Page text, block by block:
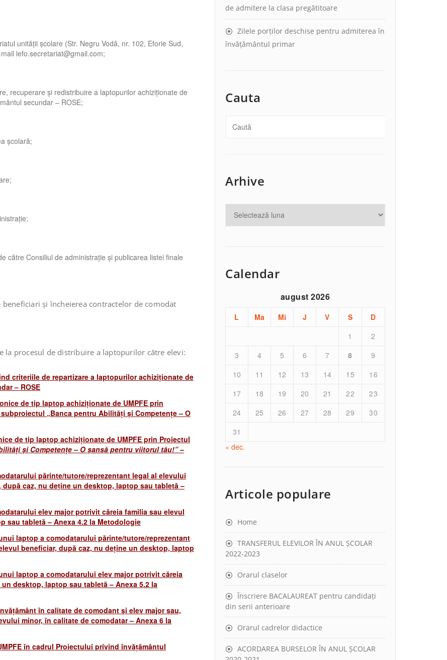
unității școlare (Str. Negru Vodă, nr. 102, Eforie Sud,
lefo.secretariat@gmail.com;
recuperare și redistribuire a laptopurilor achiziționate de
secundar – ROSE;
școlară;
către Consiliul de administrație și publicarea listei finale
și încheierea contractelor de comodat
la procesul de distribuire a laptopurilor către elevi:
criteriile de repartizare a laptopurilor achiziționate de
– ROSE
de tip laptop achiziționate de UMPFE prin
„Banca pentru Abilități și Competențe – O
de tip laptop achiziționate de UMPFE prin Proiectul
și Competențe – O șansă pentru viitorul tău!” –
părinte/tutore/reprezentant legal al elevului
caz, nu deține un desktop, laptop sau tabletă –
elev major potrivit căreia familia sau elevul
sau tabletă – Anexa 4.2 la Metodologie
laptop a comodatarului părinte/tutore/reprezentant
beneficiar, după caz, nu deține un desktop, laptop
laptop a comodatarului elev major potrivit căreia
desktop, laptop sau tabletă – Anexa 5.2 la
în calitate de comodant și elev major sau,
minor, în calitate de comodatar – Anexa 6 la
în cadrul Proiectului privind învățământul
de admitere la clasa pregătitoare
Zilele porților deschise pentru admiterea în
învățământul primar
Cauta
Arhive
Calendar
august 2026
L Ma Mi J V S
D
1
2
3
4 5 6 7 8
9
10
11 12 13 14 15
16
17
18 19 20 21 22
23
24
25 26 27 28 29
30
31
« dec.
Articole populare
Home
TRANSFERUL ELEVILOR ÎN ANUL ȘCOLAR
2022-2023
Orarul claselor
Înscriere BACALAUREAT pentru candidați
din serii anterioare
Orarul cadrelor didactice
ACORDAREA BURSELOR ÎN ANUL ȘCOLAR